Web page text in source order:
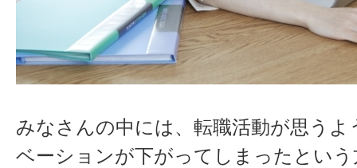
みなさんの中には、転職活動が思う
ベーションが下がってしまったとい